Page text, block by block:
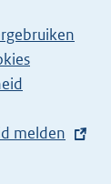
melden